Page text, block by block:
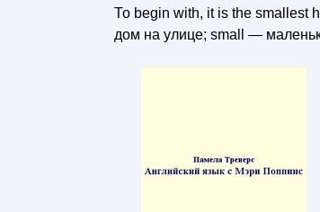
То begin with, it is the smallest
дом на улице; small —